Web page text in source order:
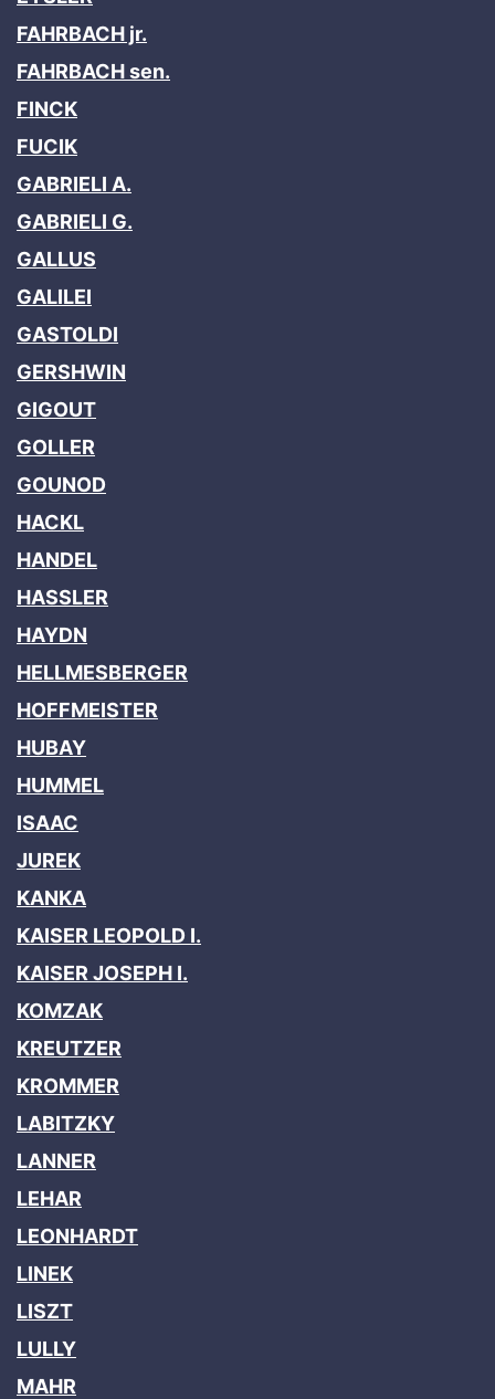
FAHRBACH jr.
FAHRBACH sen.
FINCK
FUCIK
GABRIELI A.
GABRIELI G.
GALLUS
GALILEI
GASTOLDI
GERSHWIN
GIGOUT
GOLLER
GOUNOD
HACKL
HANDEL
HASSLER
HAYDN
HELLMESBERGER
HOFFMEISTER
HUBAY
HUMMEL
ISAAC
JUREK
KANKA
KAISER LEOPOLD I.
KAISER JOSEPH I.
KOMZAK
KREUTZER
KROMMER
LABITZKY
LANNER
LEHAR
LEONHARDT
LINEK
LISZT
LULLY
MAHR